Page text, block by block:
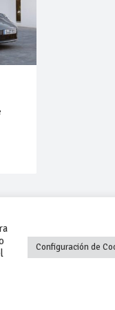
+34 627 35
Configuración de